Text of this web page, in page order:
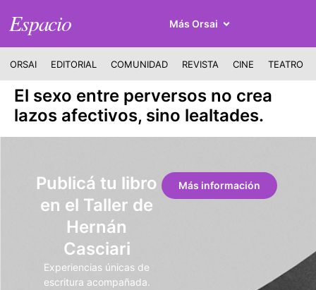
Espacio Más Orsai
ORSAI EDITORIAL COMUNIDAD REVISTA CINE TEATRO
El sexo entre perversos no crea
lazos afectivos, sino lealtades.
Publicá tu libro
en el Taller de
Hernán
Casciari
Experiencias únicas de
escritura acompañada.
Más información